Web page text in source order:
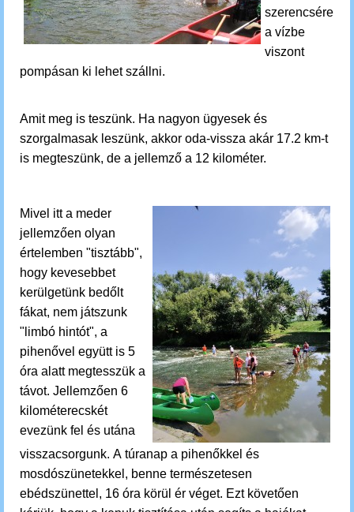
szerencsére
a vízbe
viszont
pompásan ki lehet szállni.
Amit meg is teszünk. Ha nagyon ügyesek és
szorgalmasak leszünk, akkor oda-vissza akár 17.2 km-t
is megteszünk, de a jellemző a 12 kilométer.
Mivel itt a meder
jellemzően olyan
értelemben "tisztább",
hogy kevesebbet
kerülgetünk bedőlt
fákat, nem játszunk
"limbó hintót", a
pihenővel együtt is 5
óra alatt megtesszük a
távot. Jellemzően 6
kilométerecskét
evezünk fel és utána
visszacsorgunk. A túranap a pihenőkkel és
mosdószünetekkel, benne természetesen
ebédszünettel, 16 óra körül ér véget. Ezt követően